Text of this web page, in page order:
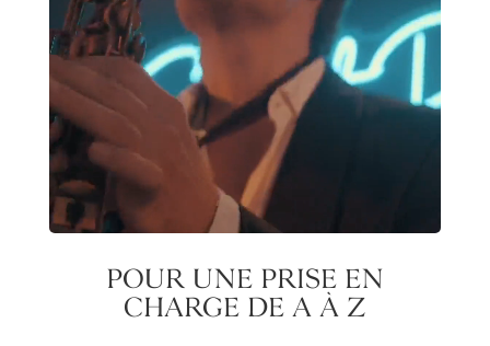
POUR UNE PRISE EN
CHARGE DE A À Z